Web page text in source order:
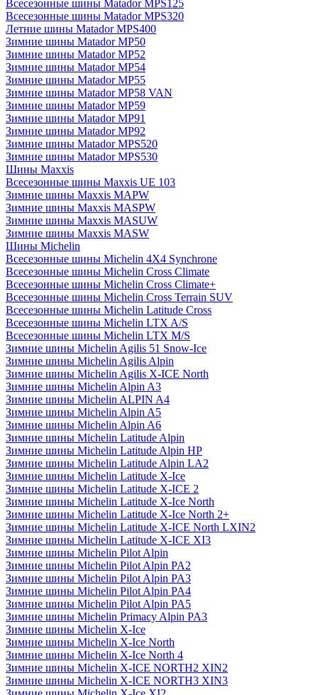
Всесезонные шины Matador MPS125
Всесезонные шины Matador MPS320
Летние шины Matador MPS400
Зимние шины Matador MP50
Зимние шины Matador MP52
Зимние шины Matador MP54
Зимние шины Matador MP55
Зимние шины Matador MP58 VAN
Зимние шины Matador MP59
Зимние шины Matador MP91
Зимние шины Matador MP92
Зимние шины Matador MPS520
Зимние шины Matador MPS530
Шины Maxxis
Всесезонные шины Maxxis UE 103
Зимние шины Maxxis MAPW
Зимние шины Maxxis MASPW
Зимние шины Maxxis MASUW
Зимние шины Maxxis MASW
Шины Michelin
Всесезонные шины Michelin 4X4 Synchrone
Всесезонные шины Michelin Cross Climate
Всесезонные шины Michelin Cross Climate+
Всесезонные шины Michelin Cross Terrain SUV
Всесезонные шины Michelin Latitude Cross
Всесезонные шины Michelin LTX A/S
Всесезонные шины Michelin LTX M/S
Зимние шины Michelin Agilis 51 Snow-Ice
Зимние шины Michelin Agilis Alpin
Зимние шины Michelin Agilis X-ICE North
Зимние шины Michelin Alpin A3
Зимние шины Michelin ALPIN A4
Зимние шины Michelin Alpin A5
Зимние шины Michelin Alpin A6
Зимние шины Michelin Latitude Alpin
Зимние шины Michelin Latitude Alpin HP
Зимние шины Michelin Latitude Alpin LA2
Зимние шины Michelin Latitude X-Ice
Зимние шины Michelin Latitude X-ICE 2
Зимние шины Michelin Latitude X-Ice North
Зимние шины Michelin Latitude X-Ice North 2+
Зимние шины Michelin Latitude X-ICE North LXIN2
Зимние шины Michelin Latitude X-ICE XI3
Зимние шины Michelin Pilot Alpin
Зимние шины Michelin Pilot Alpin PA2
Зимние шины Michelin Pilot Alpin PA3
Зимние шины Michelin Pilot Alpin PA4
Зимние шины Michelin Pilot Alpin PA5
Зимние шины Michelin Primacy Alpin PA3
Зимние шины Michelin X-Ice
Зимние шины Michelin X-Ice North
Зимние шины Michelin X-Ice North 4
Зимние шины Michelin X-ICE NORTH2 XIN2
Зимние шины Michelin X-ICE NORTH3 XIN3